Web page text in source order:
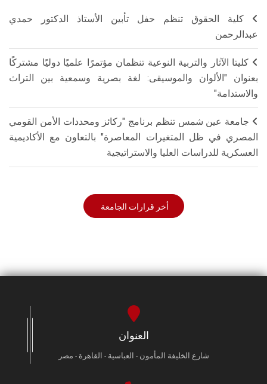
كلية الحقوق تنظم حفل تأبين الأستاذ الدكتور حمدي
عبدالرحمن
كليتا الآثار والتربية النوعية تنظمان مؤتمرًا علميًا دوليًا مشتركًا
بعنوان "الألوان والموسيقى: لغة بصرية وسمعية بين التراث
والاستدامة"
جامعة عين شمس تنظم برنامج "ركائز ومحددات الأمن القومي
المصري في ظل المتغيرات المعاصرة" بالتعاون مع الأكاديمية
العسكرية للدراسات العليا والاستراتيجية
أخر قرارات الجامعة
العنوان
شارع الخليفة المأمون - العباسية - القاهرة - مصر